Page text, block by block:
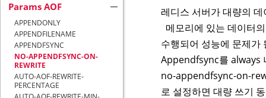
Params AOF
APPENDONLY
APPENDFILENAME
APPENDFSYNC
NO-APPENDFSYNC-ON-
REWRITE
AUTO-AOF-REWRITE-
PERCENTAGE
레디스 서버가 대량의
메모리에 있는 데이터
수행되어 성능에 문제
Appendfsync를 always
no-appendfsync-on-
로 설정하면 대량 쓰기